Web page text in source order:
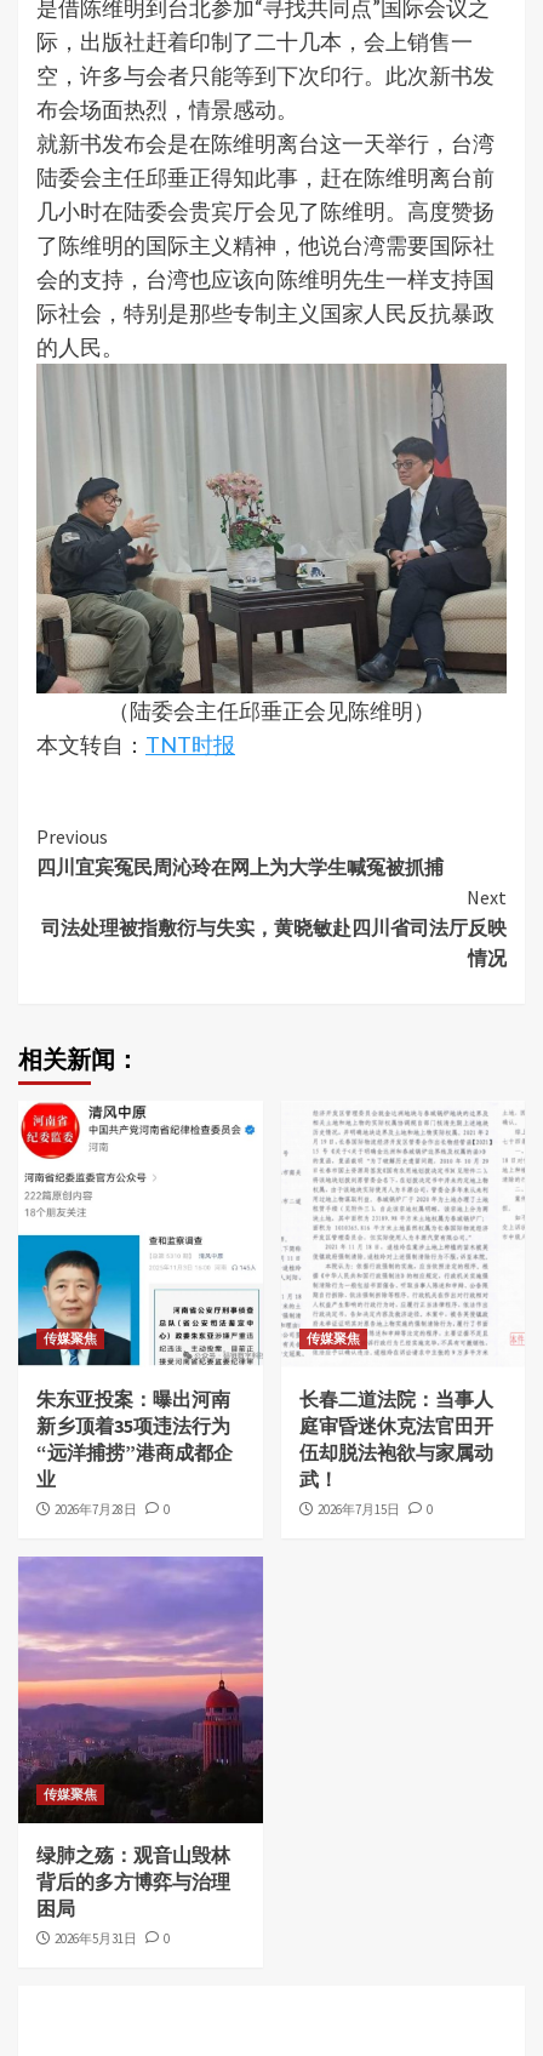
是借陈维明到台北参加“寻找共同点”国际会议之
际，出版社赶着印制了二十几本，会上销售一
空，许多与会者只能等到下次印行。此次新书发
布会场面热烈，情景感动。
就新书发布会是在陈维明离台这一天举行，台湾
陆委会主任邱垂正得知此事，赶在陈维明离台前
几小时在陆委会贵宾厅会见了陈维明。高度赞扬
了陈维明的国际主义精神，他说台湾需要国际社
会的支持，台湾也应该向陈维明先生一样支持国
际社会，特别是那些专制主义国家人民反抗暴政
的人民。
（陆委会主任邱垂正会见陈维明）
本文转自： TNT时报
Continue
Reading
Previous
四川宜宾冤民周沁玲在网上为大学生喊冤被抓捕
Next
司法处理被指敷衍与失实，黄晓敏赴四川省司法厅反映
情况
相关新闻：
传媒聚焦
朱东亚投案：曝出河南
新乡顶着35项违法行为
“远洋捕捞”港商成都企
业
2026年7月28日 0
传媒聚焦
长春二道法院：当事人
庭审昏迷休克法官田开
伍却脱法袍欲与家属动
武！
2026年7月15日 0
传媒聚焦
绿肺之殇：观音山毁林
背后的多方博弈与治理
困局
2026年5月31日 0